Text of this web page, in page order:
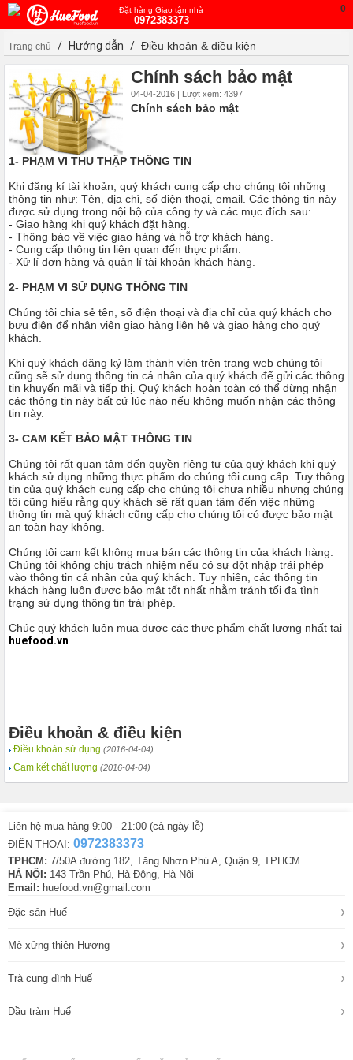
Đặt hàng Giao tận nhà
0972383373
0
Trang chủ / Hướng dẫn / Điều khoản & điều kiện
Chính sách bảo mật
04-04-2016 | Lượt xem: 4397
Chính sách bảo mật
1- PHẠM VI THU THẬP THÔNG TIN
Khi đăng kí tài khoản, quý khách cung cấp cho chúng tôi những
thông tin như: Tên, địa chỉ, số điện thoại, email. Các thông tin này
được sử dụng trong nội bộ của công ty và các mục đích sau:
- Giao hàng khi quý khách đặt hàng.
- Thông báo về việc giao hàng và hỗ trợ khách hàng.
- Cung cấp thông tin liên quan đến thực phẩm.
- Xử lí đơn hàng và quản lí tài khoản khách hàng.
2- PHẠM VI SỬ DỤNG THÔNG TIN
Chúng tôi chia sẻ tên, số điện thoại và địa chỉ của quý khách cho
bưu điện để nhân viên giao hàng liên hệ và giao hàng cho quý
khách.
Khi quý khách đăng ký làm thành viên trên trang web chúng tôi
cũng sẽ sử dụng thông tin cá nhân của quý khách để gửi các thông
tin khuyến mãi và tiếp thị. Quý khách hoàn toàn có thể dừng nhận
các thông tin này bất cứ lúc nào nếu không muốn nhận các thông
tin này.
3- CAM KẾT BẢO MẬT THÔNG TIN
Chúng tôi rất quan tâm đến quyền riêng tư của quý khách khi quý
khách sử dụng những thực phẩm do chúng tôi cung cấp. Tuy thông
tin của quý khách cung cấp cho chúng tôi chưa nhiều nhưng chúng
tôi cũng hiểu rằng quý khách sẽ rất quan tâm đến việc những
thông tin mà quý khách cũng cấp cho chúng tôi có được bảo mật
an toàn hay không.
Chúng tôi cam kết không mua bán các thông tin của khách hàng.
Chúng tôi không chịu trách nhiệm nếu có sự đột nhập trái phép
vào thông tin cá nhân của quý khách. Tuy nhiên, các thông tin
khách hàng luôn được bảo mật tốt nhất nhằm tránh tối đa tình
trạng sử dụng thông tin trái phép.
Chúc quý khách luôn mua được các thực phẩm chất lượng nhất tại
huefood.vn
Điều khoản & điều kiện
Điều khoản sử dụng (2016-04-04)
Cam kết chất lượng (2016-04-04)
Liên hệ mua hàng 9:00 - 21:00 (cả ngày lễ)
ĐIỆN THOẠI: 0972383373
TPHCM: 7/50A đường 182, Tăng Nhơn Phú A, Quận 9, TPHCM
HÀ NỘI: 143 Trần Phú, Hà Đông, Hà Nội
Email: huefood.vn@gmail.com
Đặc sản Huế ›
Mè xửng thiên Hương ›
Trà cung đình Huế ›
Dầu tràm Huế ›